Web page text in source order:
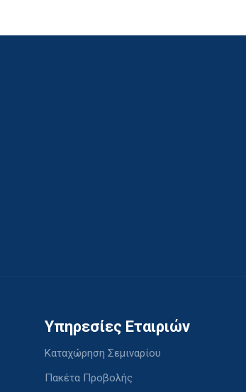
Υπηρεσίες Εταιριών
Καταχώρηση Σεμιναρίου
Πακέτα Προβολής